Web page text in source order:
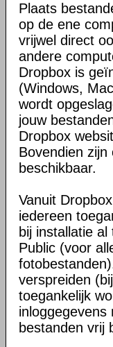
Plaats
op de ene
vrijwel direct
andere
Dropbox is
(Windows,
wordt
jouw
Dropbox
Bovendien
beschikbaar.
Vanuit
iedereen
bij installatie
Public (voor
verspreiden
toegankelijk
inloggegevens
bestanden vrij